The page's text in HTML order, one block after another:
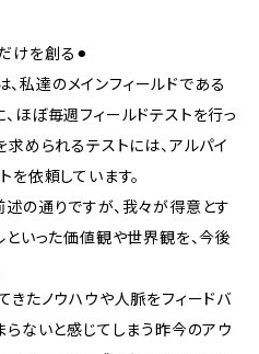
けを創る⚫︎
達のメインフィールドである
ほぼ毎週フィールドテストを行っ
求められるテストには、アルパイ
を依頼しています。
の通りですが、我々が得意とす
といった価値観や世界観を、今後
きたノウハウや人脈をフィードバ
らないと感じてしまう昨今のアウ